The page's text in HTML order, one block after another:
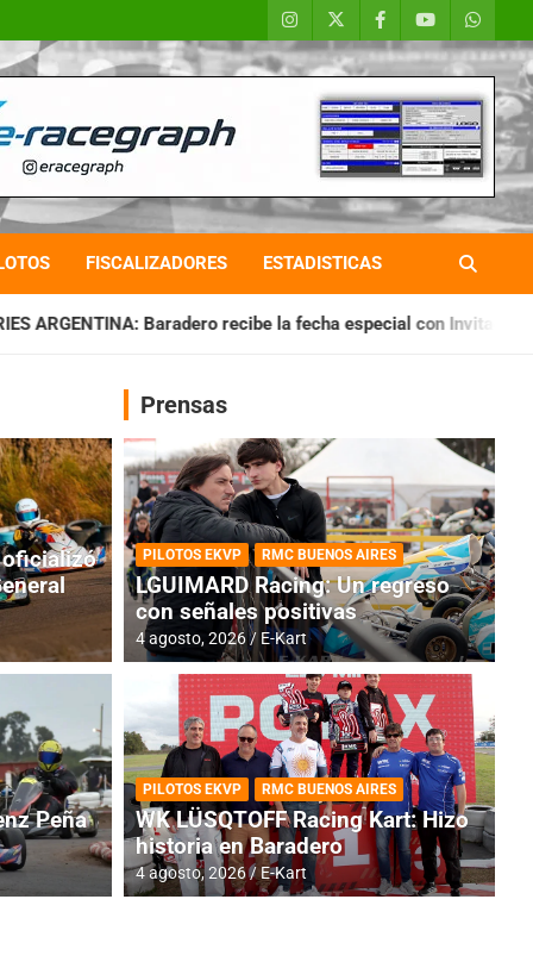
FISCALIZADORES ESTADISTICAS
recibe la fecha especial con Invitados CHAQUEÑO
RMC BUENOS AIRES
Cerró una jornada
oficializó
Peña
Prensas
PILOTOS EKVP RMC BUENOS AIRES
LGUIMARD Racing: Un regreso
con señales positivas
4 agosto, 2026 E-Kart
PILOTOS EKVP RMC BUENOS AIRES
WK LÜSQTOFF Racing Kart: Hizo
historia en Baradero
4 agosto, 2026 E-Kart